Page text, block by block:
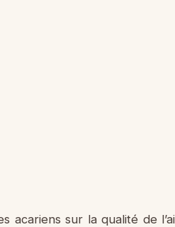
acariens sur la qualité de